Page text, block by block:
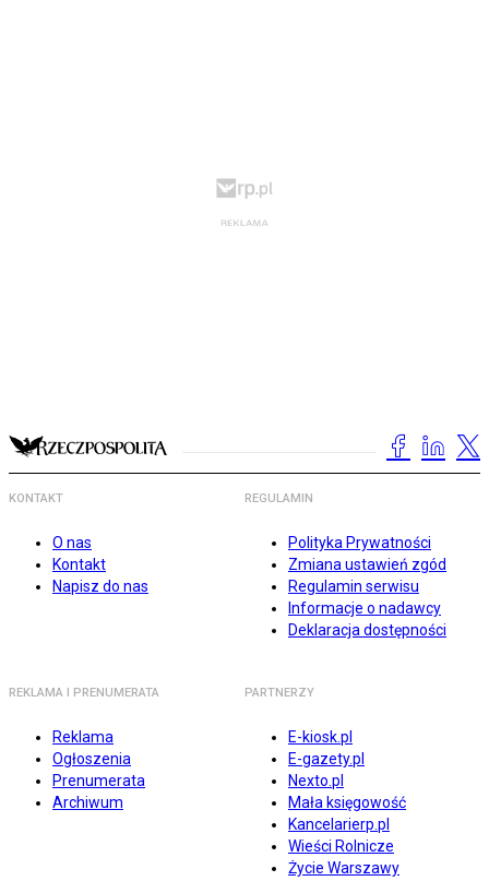
KONTAKT
O nas
Kontakt
Napisz do nas
REGULAMIN
Polityka Prywatności
Zmiana ustawień zgód
Regulamin serwisu
Informacje o nadawcy
Deklaracja dostępności
REKLAMA I PRENUMERATA
Reklama
Ogłoszenia
Prenumerata
Archiwum
PARTNERZY
E-kiosk.pl
E-gazety.pl
Nexto.pl
Mała księgowość
Kancelarierp.pl
Wieści Rolnicze
Życie Warszawy